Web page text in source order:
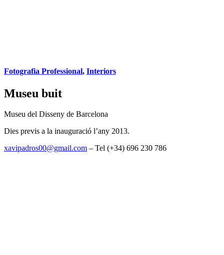
Fotografia Professional, Interiors
Museu buit
Museu del Disseny de Barcelona
Dies previs a la inauguració l’any 2013.
xavipadros00@gmail.com – Tel (+34) 696 230 786